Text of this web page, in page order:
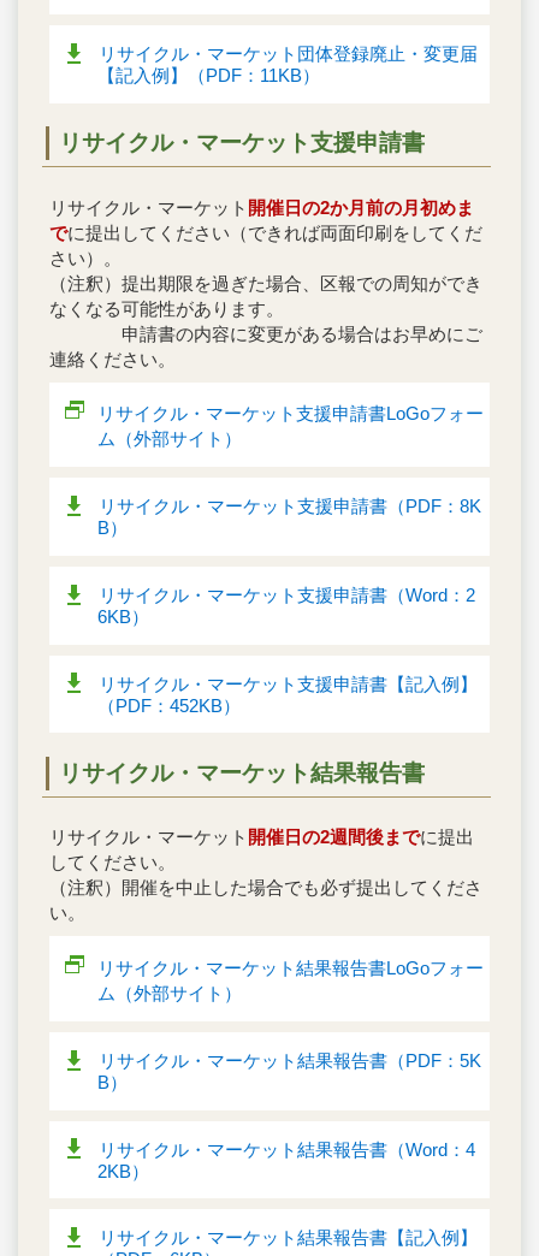
リサイクル・マーケット団体登録廃止・変更届
【記入例】（PDF：11KB）
リサイクル・マーケット支援申請書
リサイクル・マーケット 開催日の2か月前の月初めま
でに提出してください（できれば両面印刷をしてくだ
さい）。
（注釈）提出期限を過ぎた場合、区報での周知ができ
なくなる可能性があります。
申請書の内容に変更がある場合はお早めにご
連絡ください。
リサイクル・マーケット支援申請書LoGoフォー
ム（外部サイト）
リサイクル・マーケット支援申請書（PDF：8K
B）
リサイクル・マーケット支援申請書（Word：2
6KB）
リサイクル・マーケット支援申請書【記入例】
（PDF：452KB）
リサイクル・マーケット結果報告書
リサイクル・マーケット 開催日の2週間後までに提出
してください。
（注釈）開催を中止した場合でも必ず提出してくださ
い。
リサイクル・マーケット結果報告書LoGoフォー
ム（外部サイト）
リサイクル・マーケット結果報告書（PDF：5K
B）
リサイクル・マーケット結果報告書（Word：4
2KB）
リサイクル・マーケット結果報告書【記入例】